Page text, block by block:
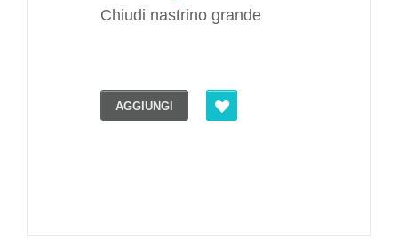
Chiudi nastrino grande
AGGIUNGI